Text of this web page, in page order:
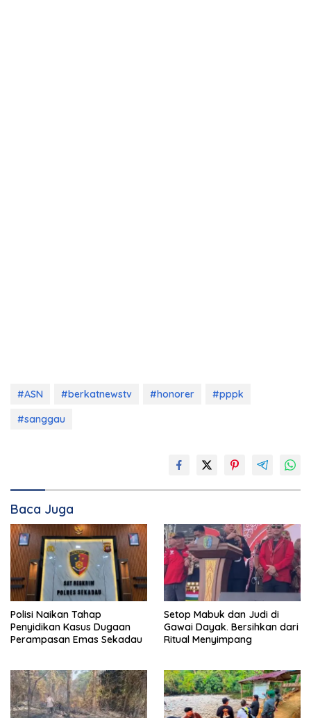
#ASN #berkatnewstv #honorer
#pppk
#sanggau
Baca Juga
Polisi Naikan Tahap
Penyidikan Kasus Dugaan
Perampasan Emas Sekadau
Setop Mabuk dan Judi di
Gawai Dayak. Bersihkan dari
Ritual Menyimpang